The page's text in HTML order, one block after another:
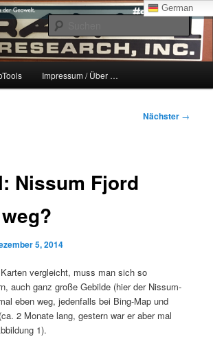
Impressum / Über …
Nächster →
Nissum Fjord
5, 2014
vergleicht, muss man sich so
auch ganz große Gebilde (hier der Nissum-
eben weg, jedenfalls bei Bing-Map und
2 Monate lang, gestern war er aber mal
1).
German